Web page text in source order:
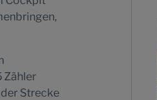
Zähler
Strecke